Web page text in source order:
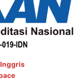
Inggris